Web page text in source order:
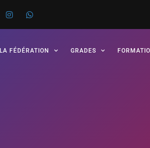
LA FÉDÉRATION GRADES